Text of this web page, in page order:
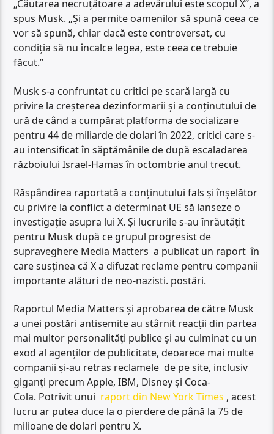
„Căutarea necruțătoare a adevărului este scopul X”, a
spus Musk. „Și a permite oamenilor să spună ceea ce
vor să spună, chiar dacă este controversat, cu
condiția să nu încalce legea, este ceea ce trebuie
făcut.”
Musk s-a confruntat cu critici pe scară largă cu
privire la creșterea dezinformarii și a conținutului de
ură de când a cumpărat platforma de socializare
pentru 44 de miliarde de dolari în 2022, critici care s-
au intensificat în săptămânile de după escaladarea
războiului Israel-Hamas în octombrie anul trecut.
Răspândirea raportată a conținutului fals și înșelător
cu privire la conflict a determinat UE să lanseze o
investigație asupra lui X. Și lucrurile s-au înrăutățit
pentru Musk după ce grupul progresist de
supraveghere Media Matters a publicat un raport în
care susținea că X a difuzat reclame pentru companii
importante alături de neo-nazisti. postări.
Raportul Media Matters și aprobarea de către Musk
a unei postări antisemite au stârnit reacții din partea
mai multor personalități publice și au culminat cu un
exod al agenților de publicitate, deoarece mai multe
companii și-au retras reclamele de pe site, inclusiv
giganți precum Apple, IBM, Disney și Coca-
Cola. Potrivit unui raport din New York Times , acest
lucru ar putea duce la o pierdere de până la 75 de
milioane de dolari pentru X.